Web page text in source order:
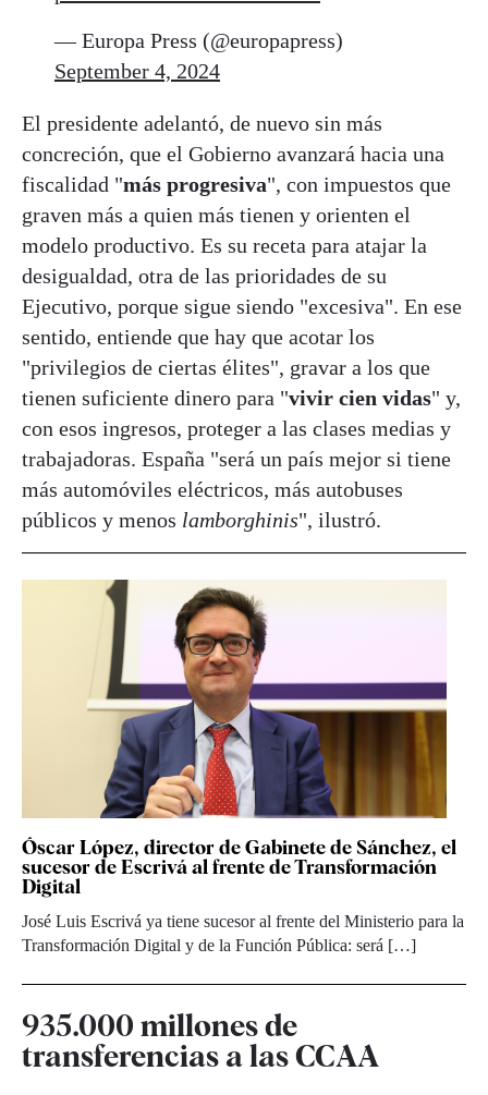
— Europa Press (@europapress)
September 4, 2024
El presidente adelantó, de nuevo sin más
concreción, que el Gobierno avanzará hacia una
fiscalidad "más progresiva", con impuestos que
graven más a quien más tienen y orienten el
modelo productivo. Es su receta para atajar la
desigualdad, otra de las prioridades de su
Ejecutivo, porque sigue siendo "excesiva". En ese
sentido, entiende que hay que acotar los
"privilegios de ciertas élites", gravar a los que
tienen suficiente dinero para "vivir cien vidas" y,
con esos ingresos, proteger a las clases medias y
trabajadoras. España "será un país mejor si tiene
más automóviles eléctricos, más autobuses
públicos y menos lamborghinis", ilustró.
Óscar López, director de Gabinete de Sánchez, el
sucesor de Escrivá al frente de Transformación
Digital
José Luis Escrivá ya tiene sucesor al frente del Ministerio para la
Transformación Digital y de la Función Pública: será […]
935.000 millones de
transferencias a las CCAA